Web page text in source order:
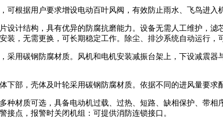
可根据用户要求增设电动百叶风阀，有效防止雨水、飞鸟进入
设计结构，具有优异的防腐抗磨能力。设备无需人工维护，
，无需更换，可长期稳定工作。除尘、排沙系统自动运行，
采用碳钢防腐材质。风机和电机安装减振台架上，下设减震
下部，壳体及叶轮采用碳钢防腐材质。依据不同的进风量要求
种材质可选，具备电动机过载、过热、短路、缺相保护、带
点，报警时关闭机组：可提供消防连锁接口。